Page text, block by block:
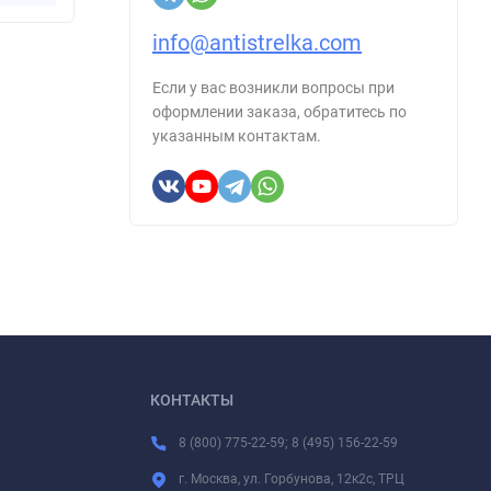
info@antistrelka.com
Если у вас возникли вопросы при
оформлении заказа, обратитесь по
указанным контактам.
КОНТАКТЫ
8 (800) 775-22-59; 8 (495) 156-22-59
г. Москва, ул. Горбунова, 12к2с, ТРЦ